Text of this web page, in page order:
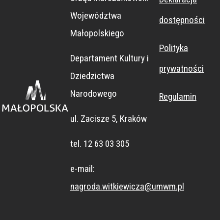
Publicznej
im. Wiktora
Bazielicha w
Starym
Sączu
awnych
przyrodnicz
a
BOBROWISK
O"
usługowy
Dokumentac
ji Sztuki
Tadeusza
Kantora
CRICOTEKA
Województwa
Małopolskiego
Departament Kultury i
Dziedzictwa
Narodowego
ul. Zacisze 5, Kraków
tel. 12 63 03 305
e-mail:
nagroda.witkiewicza@umwm.pl
dostępności
Polityka
prywatności
Regulamin